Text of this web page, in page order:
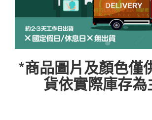
*商品圖片及顏色僅
貨依實際庫存